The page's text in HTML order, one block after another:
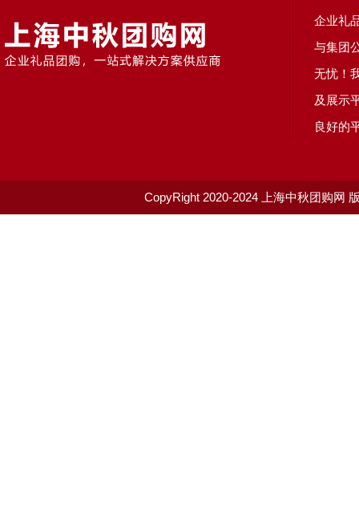
企业礼
与集团
无忧！
及展示
良好的
CopyRight 2020-2024 上海中秋团购网